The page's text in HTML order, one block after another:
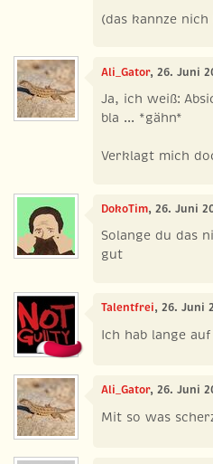
(das kannze nich
Ali_Gator, 26. Juni
Ja, ich weiß:
bla ... *gähn*
Verklagt mich
DokoTim, 26. Juni
Solange du das
gut
Talentfrei, 26. Juni
Ich hab lange
Ali_Gator, 26. Juni
Mit so was